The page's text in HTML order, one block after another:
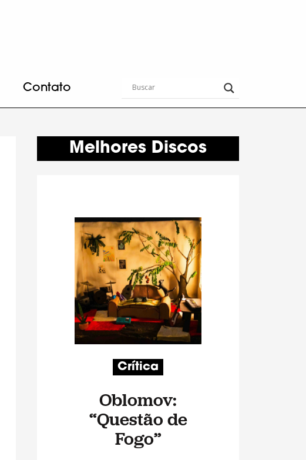
Contato
Melhores Discos
Crítica
Oblomov:
“Questão de
Fogo”